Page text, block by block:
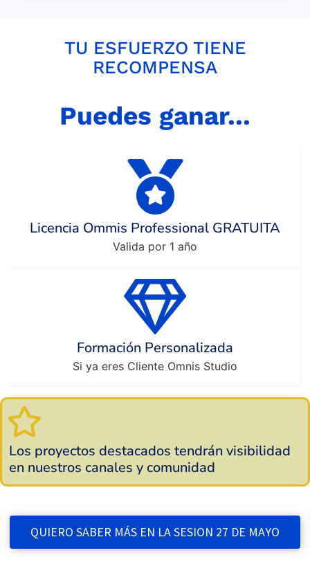
TU ESFUERZO TIENE
RECOMPENSA
Puedes ganar...
Licencia Ommis Professional GRATUITA
Valida por 1 año
Formación Personalizada
Si ya eres Cliente Omnis Studio
Los proyectos destacados tendrán visibilidad
en nuestros canales y comunidad
QUIERO SABER MÁS EN LA SESION 27 DE MAYO